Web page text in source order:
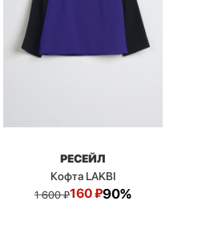
РЕСЕЙЛ
Кофта LAKBI
1 600₽160₽90%